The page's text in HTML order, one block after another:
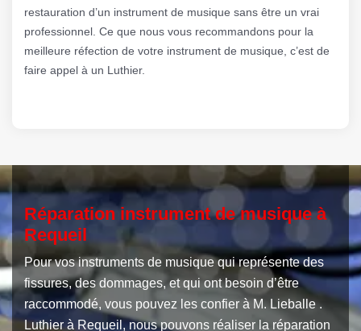
restauration d’un instrument de musique sans être un vrai
professionnel. Ce que nous vous recommandons pour la
meilleure réfection de votre instrument de musique, c’est de
faire appel à un Luthier.
Réparation instrument de musique à
Requeil
Pour vos instruments de musique qui représente des
fissures, des dommages, et qui ont besoin d’être
raccommodé, vous pouvez les confier à M. Lieballe .
Luthier à Requeil, nous pouvons réaliser la réparation